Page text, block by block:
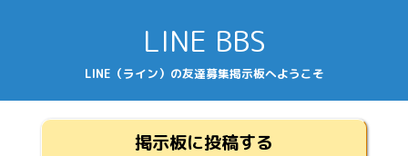
LINE BBS
LINE（ライン）の友達募集掲示板へようこそ
掲示板に投稿する